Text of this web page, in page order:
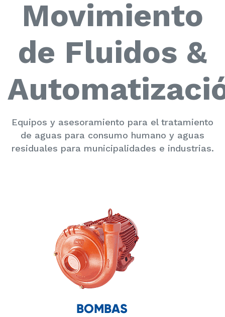
Movimiento
de Fluidos &
Equipos y asesoramiento para el tratamiento
de aguas para consumo humano y aguas
residuales para municipalidades e industrias.